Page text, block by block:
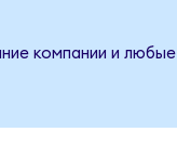
компании и